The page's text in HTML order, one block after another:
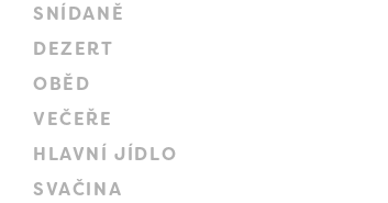
SNÍDANĚ
DEZERT
OBĚD
VEČEŘE
HLAVNÍ JÍDLO
SVAČINA